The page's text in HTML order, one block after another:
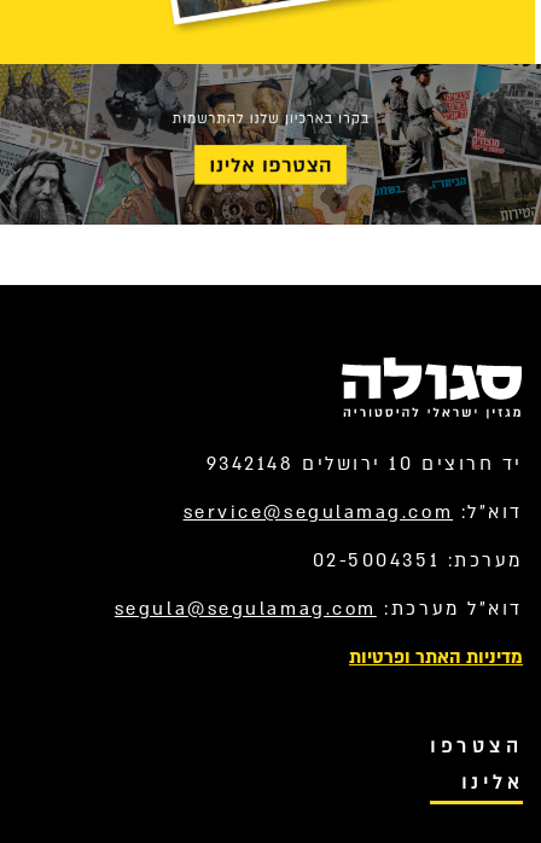
יד חרוצים 10 ירושלים 9342148
דוא”ל: service@segulamag.com
מערכת: 02-5004351
דוא”ל מערכת: segula@segulamag.com
מדיניות האתר ופרטיות
הצטרפו
אלינו